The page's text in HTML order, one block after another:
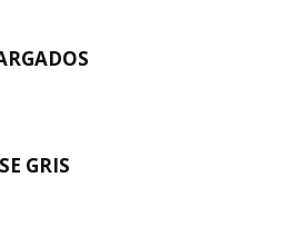
GRIS